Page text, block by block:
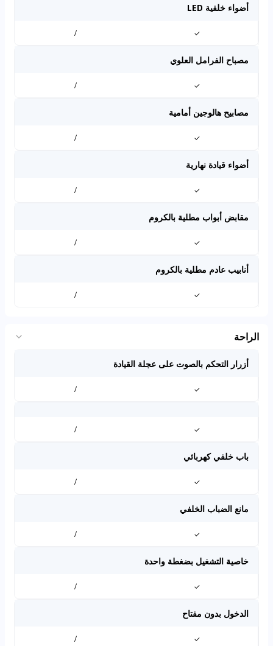
أضواء خلفية LED
✓
/
مصباح الفرامل العلوي
✓
/
مصابيح هالوجين أمامية
✓
/
أضواء قيادة نهارية
✓
/
مقابض أبواب مطلية بالكروم
✓
/
أنابيب عادم مطلية بالكروم
✓
/
الراحة
أزرار التحكم بالصوت على عجلة القيادة
✓
/
✓
/
باب خلفي كهربائي
✓
/
مانع الضباب الخلفي
✓
/
خاصية التشغيل بضغطة واحدة
✓
/
الدخول بدون مفتاح
✓
/